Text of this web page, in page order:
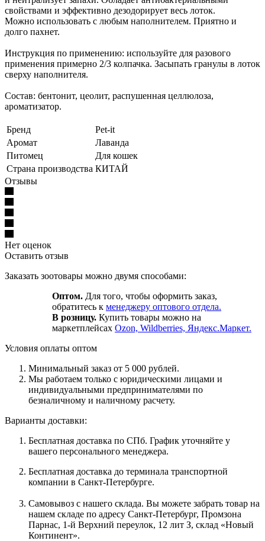
свойствами и эффективно дезодорирует весь лоток.
Можно использовать с любым наполнителем. Приятно и
долго пахнет.
Инструкция по применению: используйте для разового
применения примерно 2/3 колпачка. Засыпать гранулы в лоток
сверху наполнителя.
Состав: бентонит, цеолит, распушенная целлюлоза,
ароматизатор.
Бренд
Pet-it
Аромат
Лаванда
Питомец
Для кошек
Страна производства КИТАЙ
Отзывы
Нет оценок
Оставить отзыв
Заказать зоотовары можно двумя способами:
Оптом. Для того, чтобы оформить заказ,
обратитесь к менеджеру оптового отдела.
В розницу. Купить товары можно на
маркетплейсах Ozon, Wildberries, Яндекс.Маркет.
Условия оплаты оптом
Минимальный заказ от 5 000 рублей.
Мы работаем только с юридическими лицами и
индивидуальными предпринимателями по
безналичному и наличному расчету.
Варианты доставки:
Бесплатная доставка по СПб. График уточняйте у
вашего персонального менеджера.
Бесплатная доставка до терминала транспортной
компании в Санкт-Петербурге.
Самовывоз с нашего склада. Вы можете забрать товар на
нашем складе по адресу Санкт-Петербург, Промзона
Парнас, 1-й Верхний переулок, 12 лит З, склад «Новый
Континент».